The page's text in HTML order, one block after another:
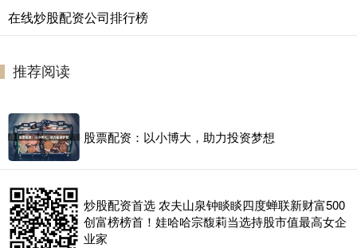
在线炒股配资公司排行榜
推荐阅读
股票配资：以小博大，助力投资梦想
炒股配资首选 农夫山泉钟睒睒四度蝉联新财富500
创富榜榜首！娃哈哈宗馥莉当选持股市值最高女企
业家